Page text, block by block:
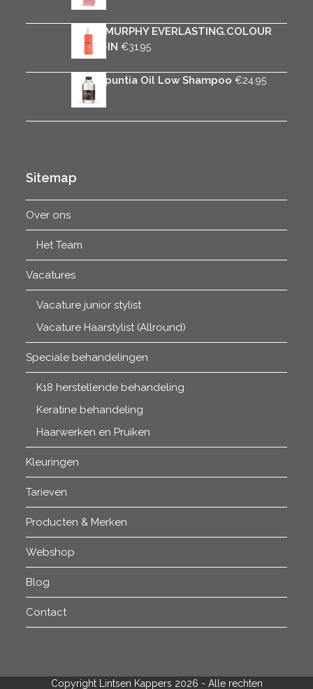
KEVIN.MURPHY EVERLASTING.COLOUR
LEAVE-IN €31.95
Rica Opuntia Oil Low Shampoo €24.95
Sitemap
Over ons
Het Team
Vacatures
Vacature junior stylist
Vacature Haarstylist (Allround)
Speciale behandelingen
K18 herstellende behandeling
Keratine behandeling
Haarwerken en Pruiken
Kleuringen
Tarieven
Producten & Merken
Webshop
Blog
Contact
Copyright Lintsen Kappers 2026 - Alle rechten